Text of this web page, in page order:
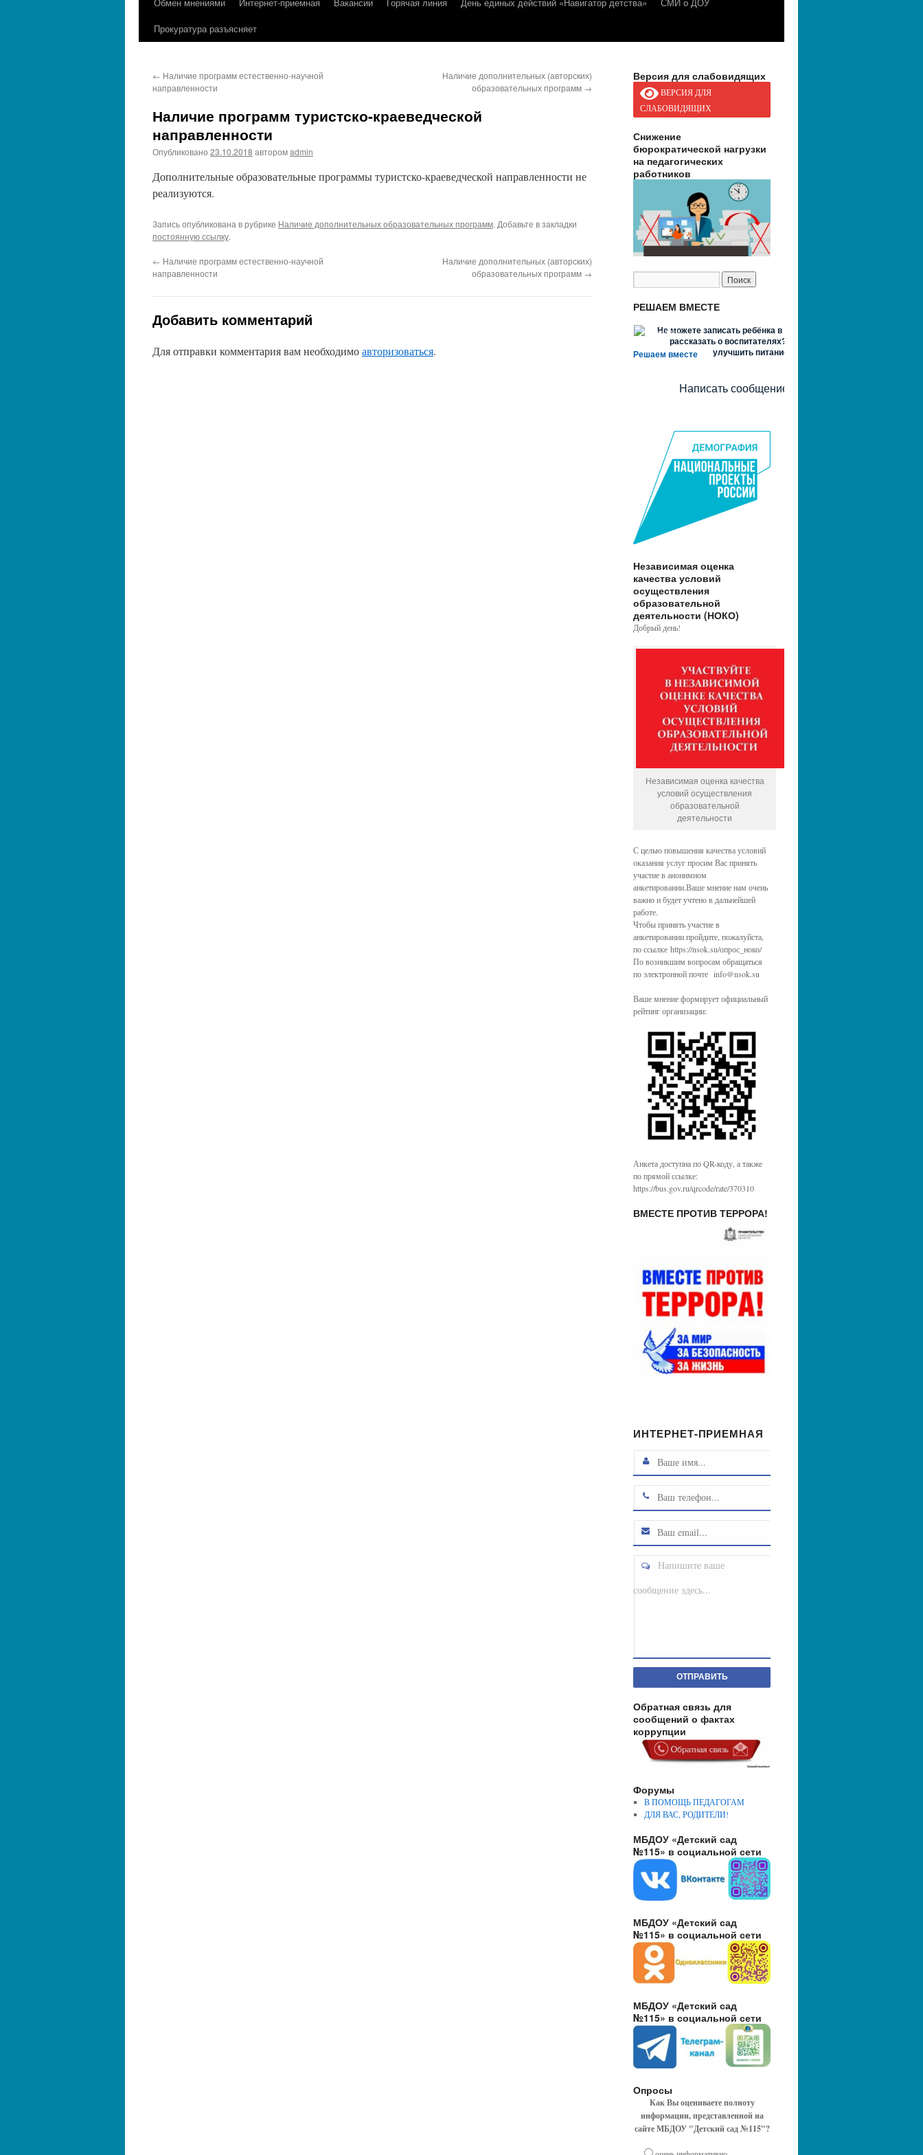
Прокуратура разъясняет
← Наличие программ естественно-научной
направленности
Наличие дополнительных (авторских)
образовательных программ →
Наличие программ туристско-краеведческой
направленности
Опубликовано 23.10.2018 авторомadmin
Дополнительные образовательные программы туристско-краеведческой направленности не
реализуются.
Запись опубликована в рубрике Наличие дополнительных образовательных программ. Добавьте в закладки
постоянную ссылку.
← Наличие программ естественно-научной
направленности
Наличие дополнительных (авторских)
образовательных программ →
Добавить комментарий
Для отправки комментария вам необходимоавторизоваться.
Версия для слабовидящих
ВЕРСИЯ ДЛЯ
СЛАБОВИДЯЩИХ
Снижение
бюрократической нагрузки
на педагогических
работников
РЕШАЕМ ВМЕСТЕ
Решаем вместе
Не можете записать ребёнка в сад? Хотите
рассказать о воспитателях? Знаете, как
улучшить питание и занятия?
Написать сообщение
Независимая оценка
качества условий
осуществления
образовательной
деятельности (НОКО)
Добрый день!
Независимая оценка качества
условий осуществления
образовательной
деятельности
С целью повышения качества условий
оказания услуг просим Вас принять
участие в анонимном
анкетировании.Ваше мнение нам очень
важно и будет учтено в дальнейшей
работе.
Чтобы принять участие в
анкетировании пройдите, пожалуйста,
по ссылке https://nsok.su/опрос_ноко/
По возникшим вопросам обращаться
по электронной почте info@nsok.su
Ваше мнение формирует официальный
рейтинг организации:
Анкета доступна по QR-коду, а также
по прямой ссылке:
https://bus.gov.ru/qrcode/rate/370310
ВМЕСТЕ ПРОТИВ ТЕРРОРА!
ИНТЕРНЕТ-ПРИЕМНАЯ
Напишите ваше
сообщение здесь...
ОТПРАВИТЬ
Обратная связь для
сообщений о фактах
коррупции
Форумы
В ПОМОЩЬ ПЕДАГОГАМ
ДЛЯ ВАС, РОДИТЕЛИ!
МБДОУ «Детский сад
№115» в социальной сети
МБДОУ «Детский сад
№115» в социальной сети
МБДОУ «Детский сад
№115» в социальной сети
Опросы
Как Вы оцениваете полноту
информации, представленной на
сайте МБДОУ "Детский сад №115"?